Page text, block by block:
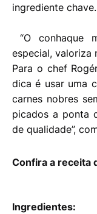
ingrediente chave.
“O conhaque
especial, valoriza
Para o chef
dica é usar uma
carnes nobres
picados a ponta
de qualidade”,
Confira a receita
Ingredientes: